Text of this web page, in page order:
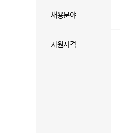
채용분야
지원자격